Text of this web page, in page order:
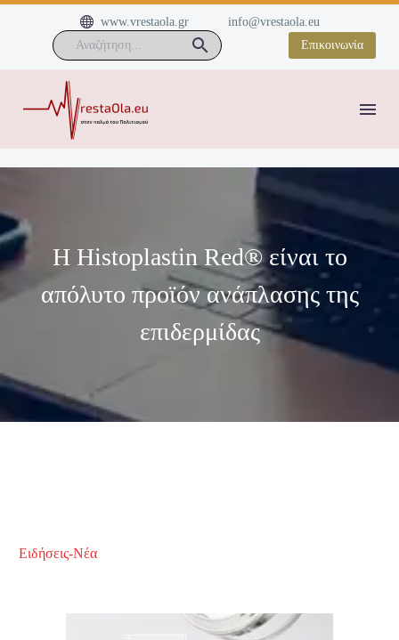

 www.vrestaola.gr
info@vrestaola.eu
Επικοινωνία
Η Histoplastin Red® είναι το
απόλυτο προϊόν ανάπλασης της
επιδερμίδας
Ειδήσεις-Νέα